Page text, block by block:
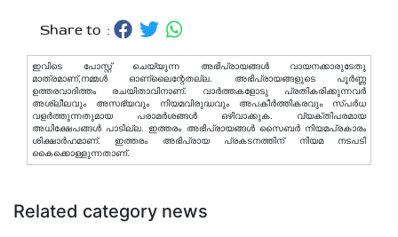
Share to :
ഇവിടെ പോസ്റ്റ് ചെയ്യുന്ന അഭിപ്രായങ്ങള്‍ വായനക്കാരുടേതു
മാത്രമാണ്,നമ്മൾ ഓണ്ലൈന്റേതല്ല. അഭിപ്രായങ്ങളുടെ പൂർണ്ണ
ഉത്തരവാദിത്തം രചയിതാവിനാണ്. വാര്‍ത്തകളോടു പ്രതികരിക്കുന്നവര്‍
അശ്ലീലവും അസഭ്യവും നിയമവിരുദ്ധവും അപകീര്‍ത്തികരവും സ്പര്‍ധ
വളര്‍ത്തുന്നതുമായ പരാമര്‍ശങ്ങള്‍ ഒഴിവാക്കുക. വ്യക്തിപരമായ
അധിക്ഷേപങ്ങള്‍ പാടില്ല. ഇത്തരം അഭിപ്രായങ്ങള്‍ സൈബര്‍ നിയമപ്രകാരം
ശിക്ഷാര്‍ഹമാണ്. ഇത്തരം അഭിപ്രായ പ്രകടനത്തിന് നിയമ നടപടി
കൈക്കൊള്ളുന്നതാണ്.
Related category news